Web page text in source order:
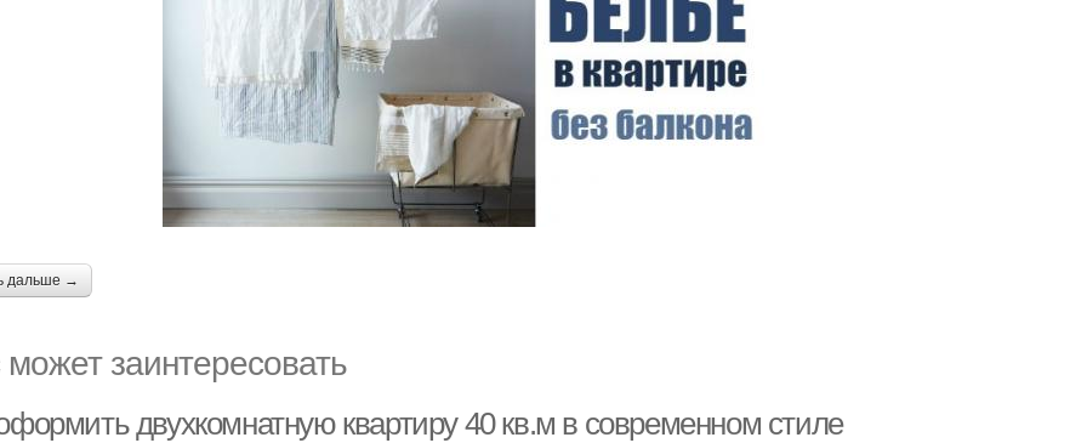
дальше →
заинтересовать
двухкомнатную квартиру 40 кв.м в современном стиле